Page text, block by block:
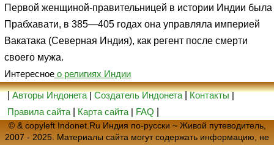
Первой женщиной-правительницей в истории Индии была
Прабхавати, в 385—405 годах она управляла империей
Вакатака (Северная Индия), как регент после смерти
своего мужа.
Интересноео религиях Индии
|Авторы Индонета|Создатель Индонета|Контакты|
Правила сайта
Карта сайта | FAQ
© & copyleft Indonet.Ru Индия по-русски ~ Живой путеводитель,
2007 - 2025. Материалы сайта могут содержать информацию, не